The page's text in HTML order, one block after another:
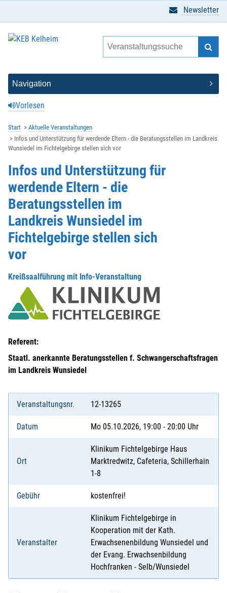
Vorlesen
Newsletter
Start
Aktuelle Veranstaltungen
Infos und Unterstützung für werdende Eltern - die Beratungsstellen im Landkreis
Wunsiedel im Fichtelgebirge stellen sich vor
Infos und Unterstützung für
werdende Eltern - die
Beratungsstellen im
Landkreis Wunsiedel im
Fichtelgebirge stellen sich
vor
Kreißsaalführung mit Info-Veranstaltung
Referent:
Staatl. anerkannte Beratungsstellen f. Schwangerschaftsfragen
im Landkreis Wunsiedel
Veranstaltungsnr. 12-13265
Datum Mo 05.10.2026, 19:00 - 20:00 Uhr
Ort
Klinikum Fichtelgebirge Haus
Marktredwitz, Cafeteria, Schillerhain
1-8
Gebühr kostenfrei!
Veranstalter
Klinikum Fichtelgebirge in
Kooperation mit der Kath.
Erwachsenenbildung Wunsiedel und
der Evang. Erwachsenbildung
Hochfranken - Selb/Wunsiedel